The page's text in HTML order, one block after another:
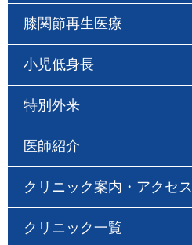
膝関節再生医療
小児低身長
特別外来
医師紹介
クリニック案内・アクセス
クリニック一覧